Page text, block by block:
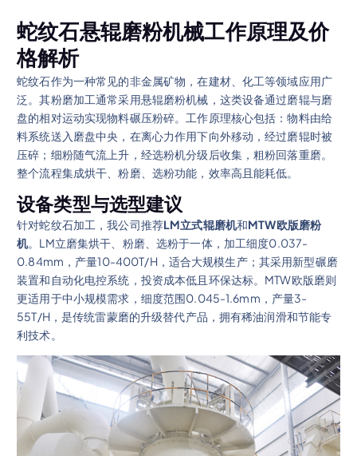
蛇纹石悬辊磨粉机械工作原理及价
格解析
蛇纹石作为一种常见的非金属矿物，在建材、化工等领域应用广
泛。其粉磨加工通常采用悬辊磨粉机械，这类设备通过磨辊与磨
盘的相对运动实现物料碾压粉碎。工作原理核心包括：物料由给
料系统送入磨盘中央，在离心力作用下向外移动，经过磨辊时被
压碎；细粉随气流上升，经选粉机分级后收集，粗粉回落重磨。
整个流程集成烘干、粉磨、选粉功能，效率高且能耗低。
设备类型与选型建议
针对蛇纹石加工，我公司推荐LM立式辊磨机和MTW欧版磨粉
机。LM立磨集烘干、粉磨、选粉于一体，加工细度0.037-
0.84mm，产量10-400T/H，适合大规模生产；其采用新型碾磨
装置和自动化电控系统，投资成本低且环保达标。MTW欧版磨则
更适用于中小规模需求，细度范围0.045-1.6mm，产量3-
55T/H，是传统雷蒙磨的升级替代产品，拥有稀油润滑和节能专
利技术。